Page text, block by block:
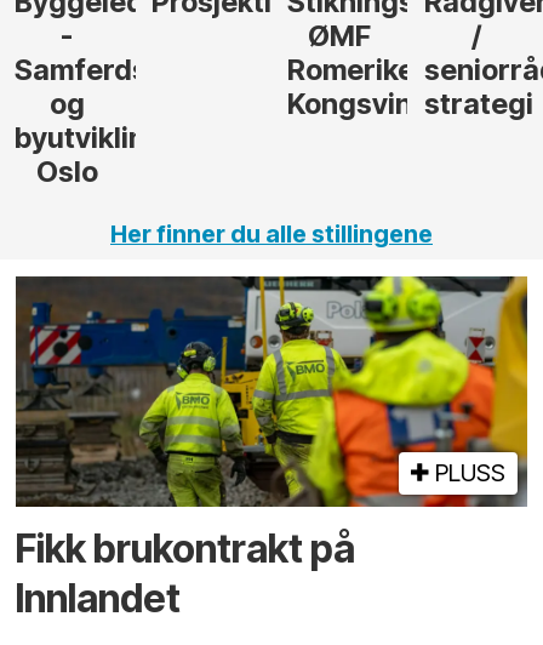
Kongsvinger
/
seniorrådgiver
strategi
til
i Gulen
Her finner du alle stillingene
PLUSS
Fikk brukontrakt på
Innlandet